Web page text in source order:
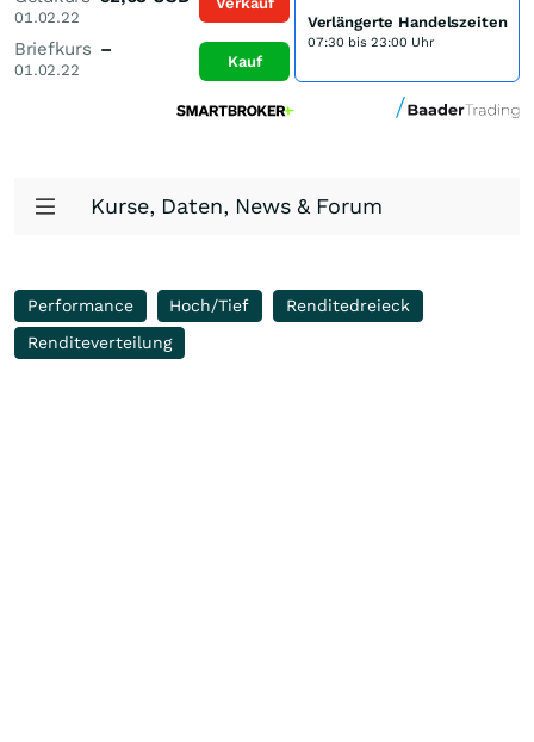
01.02.22
Briefkurs
01.02.22
–
Kauf
Verlängerte Handelszeiten
07:30 bis 23:00 Uhr
Kurse, Daten, News & Forum
Performance Hoch/Tief
Renditedreieck
Renditeverteilung